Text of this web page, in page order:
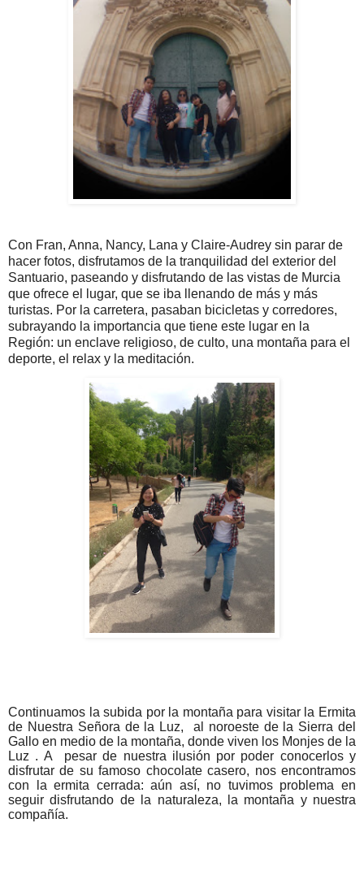
Con Fran, Anna, Nancy, Lana y Claire-Audrey sin parar de
hacer fotos, disfrutamos de la tranquilidad del exterior del
Santuario, paseando y disfrutando de las vistas de Murcia
que ofrece el lugar, que se iba llenando de más y más
turistas. Por la carretera, pasaban bicicletas y corredores,
subrayando la importancia que tiene este lugar en la
Región: un enclave religioso, de culto, una montaña para el
deporte, el relax y la meditación.
Continuamos la subida por la montaña para visitar la Ermita
de Nuestra Señora de la Luz, al noroeste de la Sierra del
Gallo en medio de la montaña, donde viven los Monjes de la
Luz . A pesar de nuestra ilusión por poder conocerlos y
disfrutarde su famoso chocolate casero, nos encontramos
con la ermita cerrada: aún así, no tuvimos problema en
seguir disfrutando de la naturaleza, la montaña y nuestra
compañía.